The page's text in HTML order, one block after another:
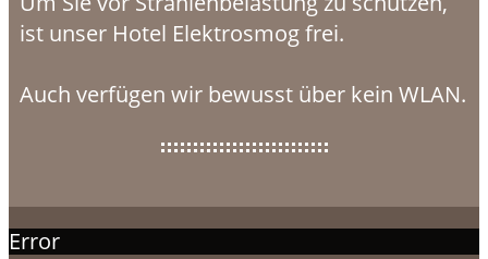
ist unser Hotel Elektrosmog frei.
Auch verfügen wir bewusst über kein WLAN.
Error